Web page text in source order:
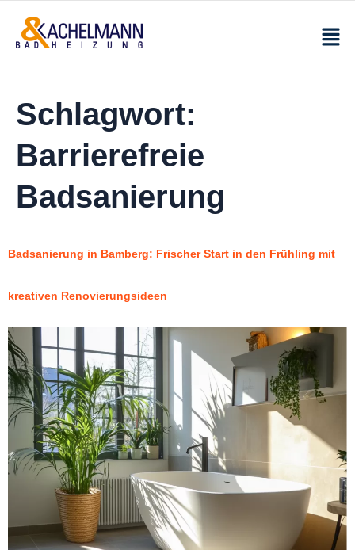
Schlagwort:
Barrierefreie
Badsanierung
Badsanierung in Bamberg: Frischer Start in den Frühling mit
kreativen Renovierungsideen